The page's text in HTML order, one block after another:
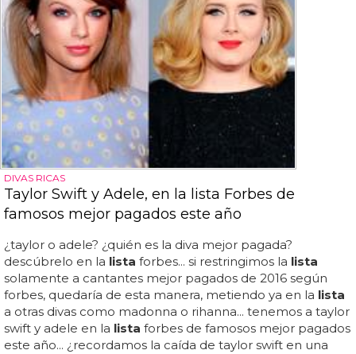
DIVAS RICAS
Taylor Swift y Adele, en la lista Forbes de
famosos mejor pagados este año
¿taylor o adele? ¿quién es la diva mejor pagada?
descúbrelo en la lista forbes... si restringimos la lista
solamente a cantantes mejor pagados de 2016 según
forbes, quedaría de esta manera, metiendo ya en la lista
a otras divas como madonna o rihanna... tenemos a taylor
swift y adele en la lista forbes de famosos mejor pagados
este año... ¿recordamos la caída de taylor swift en una